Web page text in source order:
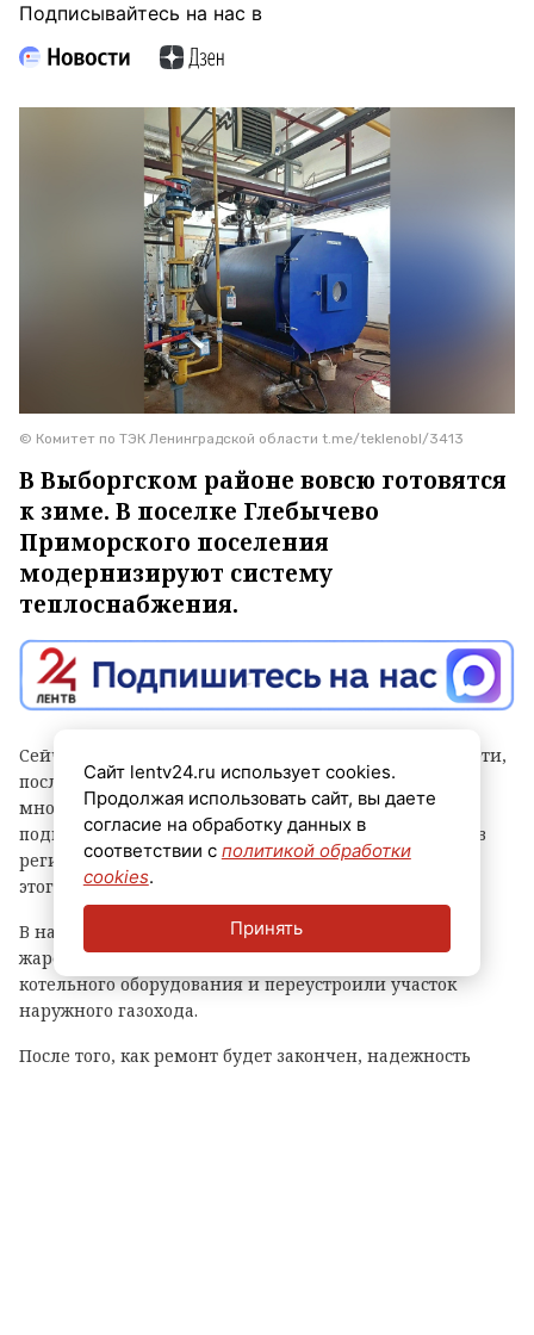
Подписывайтесь на нас в
© Комитет по ТЭК Ленинградской области t.me/teklenobl/3413
В Выборгском районе вовсю готовятся
к зиме. В поселке Глебычево
Приморского поселения
модернизируют систему
теплоснабжения.
Сейчас рабочие реконструируют участок тепловой сети,
после завершения работ на котором 15
многоквартирных домов бывшего военного городка
подключат к газовой котельной. Об этом рассказали в
региональном комитете по ТЭК. Отмечается, что до
этого дома отапливали от угольной котельной.
В начале лета в котельной заменили водогрейный
жаротрубный котел, а также устроили новую обвязку
котельного оборудования и переустроили участок
наружного газохода.
После того, как ремонт будет закончен, надежность
Сайт lentv24.ru использует cookies.
Продолжая использовать сайт, вы даете
согласие на обработку данных в
соответствии с политикой обработки
cookies.
Принять